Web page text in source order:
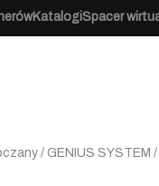
KatalogiSpacer
/ GENIUS SYSTEM